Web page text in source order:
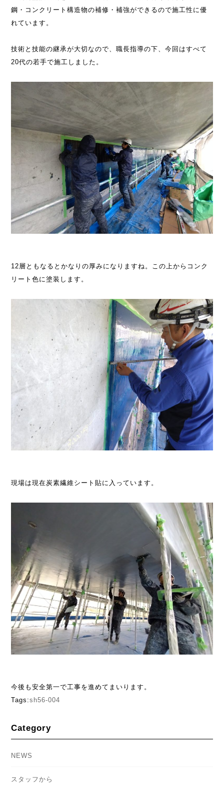
鋼・コンクリート構造物の補修・補強ができるので施工性に優
れています。
技術と技能の継承が大切なので、職長指導の下、今回はすべて
20代の若手で施工しました。
12層ともなるとかなりの厚みになりますね。この上からコンク
リート色に塗装します。
現場は現在炭素繊維シート貼に入っています。
今後も安全第一で工事を進めてまいります。
Tags:sh56-004
Category
NEWS
スタッフから